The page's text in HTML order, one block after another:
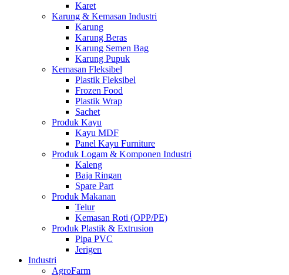
Karet
Karung & Kemasan Industri
Karung
Karung Beras
Karung Semen Bag
Karung Pupuk
Kemasan Fleksibel
Plastik Fleksibel
Frozen Food
Plastik Wrap
Sachet
Produk Kayu
Kayu MDF
Panel Kayu Furniture
Produk Logam & Komponen Industri
Kaleng
Baja Ringan
Spare Part
Produk Makanan
Telur
Kemasan Roti (OPP/PE)
Produk Plastik & Extrusion
Pipa PVC
Jerigen
Industri
AgroFarm